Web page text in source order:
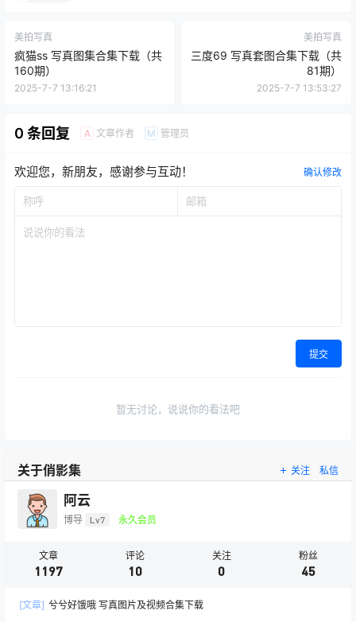
美拍写真
疯猫ss 写真图集合集下载（共
160期）
2025-7-7 13:16:21
美拍写真
三度69 写真套图合集下载（共
81期）
2025-7-7 13:53:27
0 条回复 A 文章作者 M 管理员
欢迎您，新朋友，感谢参与互动！ 确认修改
提交
暂无讨论，说说你的看法吧
关于俏影集 关注 私信
阿云
博导 Lv7 永久会员
文章
1197
评论
10
关注
0
粉丝
45
[文章] 兮兮好饿哦 写真图片及视频合集下载